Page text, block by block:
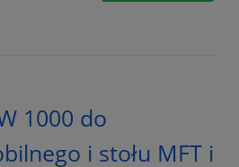
1000 do
i stołu MFT i